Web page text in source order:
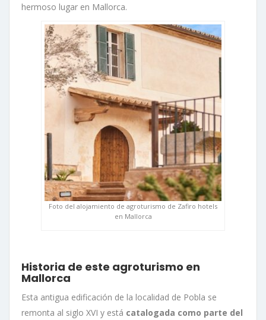
hermoso lugar en Mallorca.
Foto del alojamiento de agroturismo de Zafiro hotels
en Mallorca
Historia de este agroturismo en
Mallorca
Esta antigua edificación de la localidad de Pobla se
remonta al siglo XVI y está catalogada como parte del